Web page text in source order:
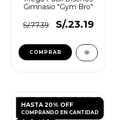
Gimnasio "Gym Bro"
S/.77.39 S/.23.19
HASTA 20% OFF
COMPRANDO EN CANTIDAD